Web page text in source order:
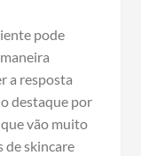
pode
a resposta
destaque por
vão muito
de skincare